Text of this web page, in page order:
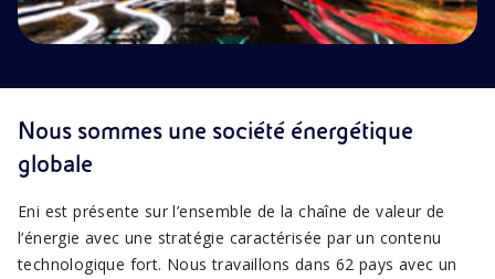
Nous sommes une société énergétique
globale
Eni est présente sur l’ensemble de la chaîne de valeur de
l’énergie avec une stratégie caractérisée par un contenu
technologique fort. Nous travaillons dans 62 pays avec un